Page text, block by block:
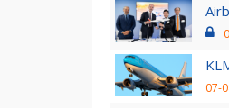
07-